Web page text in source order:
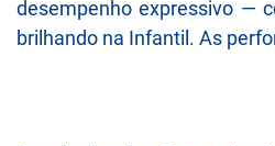
desempenho expressivo —
brilhando na Infantil. As